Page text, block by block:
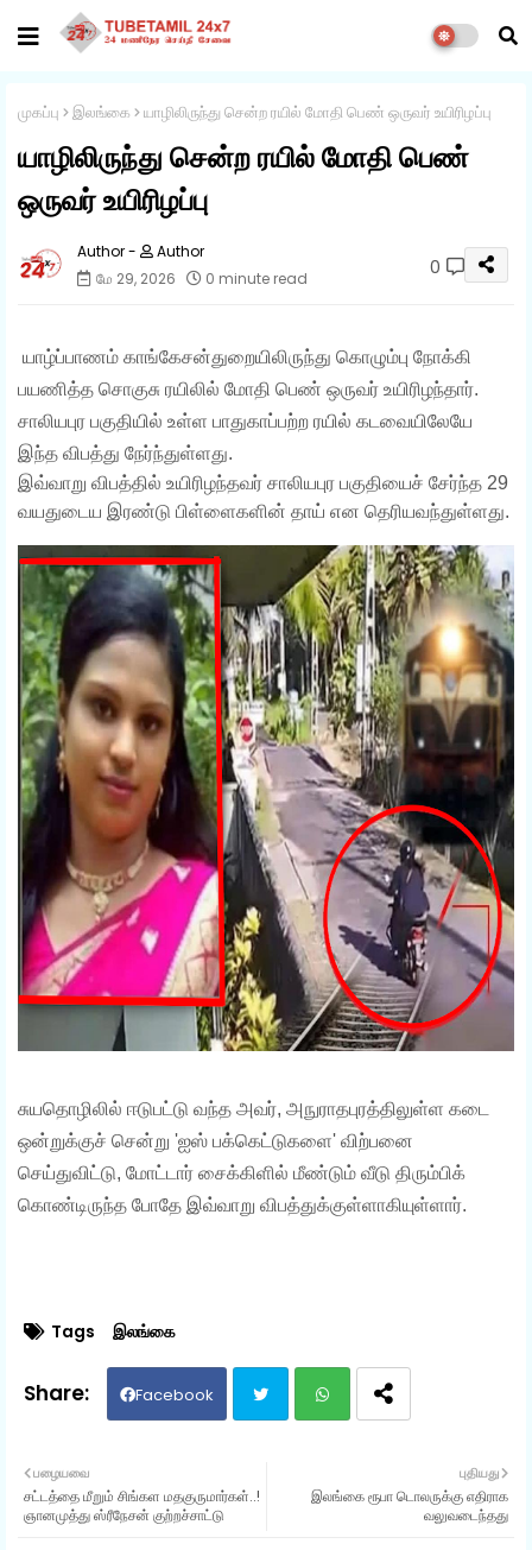
முகப்பு இலங்கை யாழிலிருந்து சென்ற ரயில் மோதி பெண் ஒருவர் உயிரிழப்பு
யாழிலிருந்து சென்ற ரயில் மோதி பெண்
ஒருவர் உயிரிழப்பு
Author
மே 29, 2026
0 minute read 0
யாழ்ப்பாணம் காங்கேசன்துறையிலிருந்து கொழும்பு நோக்கி
பயணித்த சொகுசு ரயிலில் மோதி பெண் ஒருவர் உயிரிழந்தார்.
சாலியபுர பகுதியில் உள்ள பாதுகாப்பற்ற ரயில் கடவையிலேயே
இந்த விபத்து நேர்ந்துள்ளது.
இவ்வாறு விபத்தில் உயிரிழந்தவர் சாலியபுர பகுதியைச் சேர்ந்த 29
வயதுடைய இரண்டு பிள்ளைகளின் தாய் என தெரியவந்துள்ளது.
சுயதொழிலில் ஈடுபட்டு வந்த அவர், அநுராதபுரத்திலுள்ள கடை
ஒன்றுக்குச் சென்று 'ஐஸ் பக்கெட்டுகளை' விற்பனை
செய்துவிட்டு, மோட்டார் சைக்கிளில் மீண்டும் வீடு திரும்பிக்
கொண்டிருந்த போதே இவ்வாறு விபத்துக்குள்ளாகியுள்ளார்.
Tags இலங்கை
Facebook
ter ats
புதியது
இலங்கை ரூபா டொலருக்கு எதிராக
வலுவடைந்தது
பழையவை
சட்டத்தை மீறும் சிங்கள மதகுருமார்கள்..!
ஞானமுத்து ஸ்ரீநேசன் குற்றச்சாட்டு